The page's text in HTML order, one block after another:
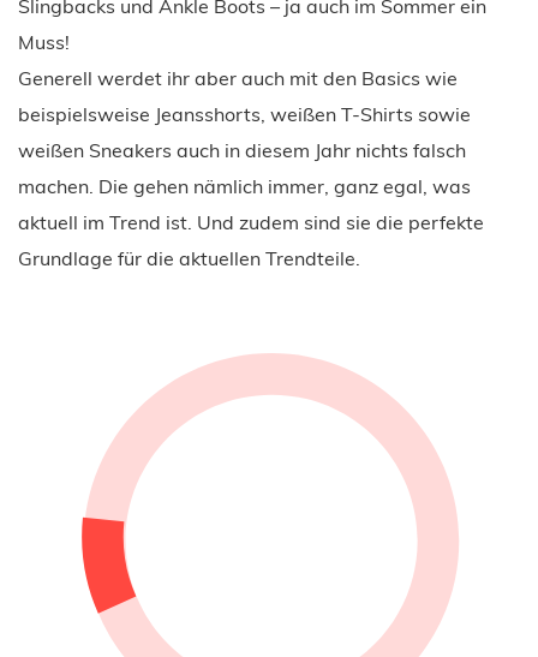
Slingbacks und Ankle Boots – ja auch im Sommer ein
Muss!
Generell werdet ihr aber auch mit den Basics wie
beispielsweise Jeansshorts, weißen T-Shirts sowie
weißen Sneakers auch in diesem Jahr nichts falsch
machen. Die gehen nämlich immer, ganz egal, was
aktuell im Trend ist. Und zudem sind sie die perfekte
Grundlage für die aktuellen Trendteile.